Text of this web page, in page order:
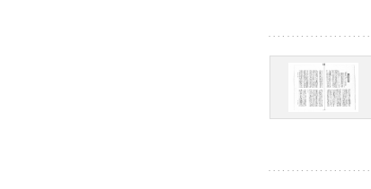
慶應義塾大学グローバルCOEプログラム市民社会